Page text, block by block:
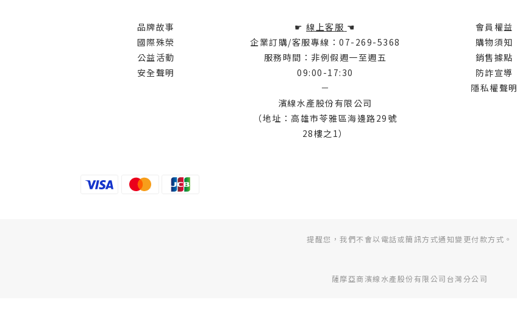
品牌故事
國際殊榮
公益活動
安全聲明
☛線上客服 ☚
企業訂購/客服專線：07-269-5368
服務時間：非例假週一至週五
09:00-17:30
－
濱線水產股份有限公司
（地址：高雄市苓雅區海邊路29號
28樓之1）
會員權益
購物須知
銷售據點
防詐宣導
隱私權聲明
提醒您，我們不會以電話或簡訊方式通知變更付款方式。
薩摩亞商濱線水產股份有限公司台灣分公司